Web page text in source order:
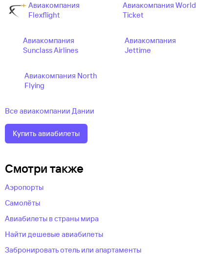
Авиакомпания
Flexflight
Авиакомпания World
Ticket
Авиакомпания
Sunclass Airlines
Авиакомпания
Jettime
Авиакомпания North
Flying
Все авиакомпании Дании
Купить авиабилеты
Смотри также
Аэропорты
Самолёты
Авиабилеты в страны мира
Найти дешевые авиабилеты
Забронировать отель или апартаменты